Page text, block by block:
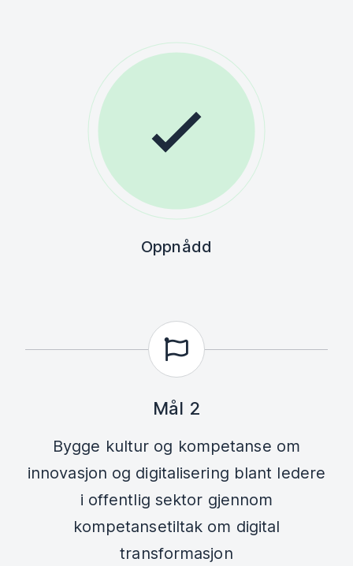
Oppnådd
Mål 2
Bygge kultur og kompetanse om
innovasjon og digitalisering blant ledere
i offentlig sektor gjennom
kompetansetiltak om digital
transformasjon